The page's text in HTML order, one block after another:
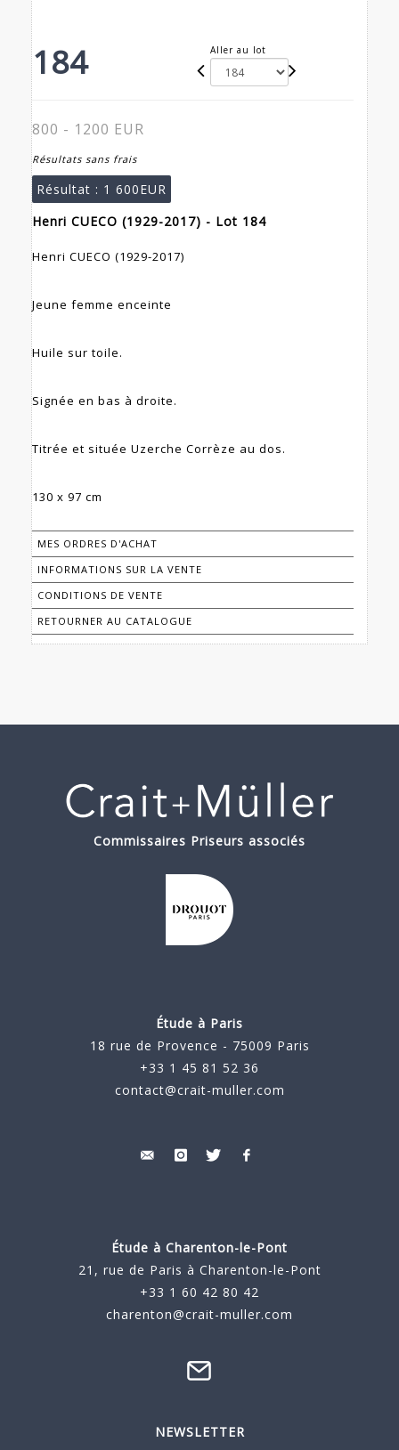
184 Aller au lot
800 - 1200 EUR
Résultats sans frais
Résultat : 1 600EUR
Henri CUECO (1929-2017) - Lot 184
Henri CUECO (1929-2017)
Jeune femme enceinte
Huile sur toile.
Signée en bas à droite.
Titrée et située Uzerche Corrèze au dos.
130 x 97 cm
MES ORDRES D'ACHAT
INFORMATIONS SUR LA VENTE
CONDITIONS DE VENTE
RETOURNER AU CATALOGUE
Commissaires Priseurs associés
Étude à Paris
18 rue de Provence - 75009 Paris
+33 1 45 81 52 36
contact@crait-muller.com
Étude à Charenton-le-Pont
21, rue de Paris à Charenton-le-Pont
+33 1 60 42 80 42
charenton@crait-muller.com
NEWSLETTER